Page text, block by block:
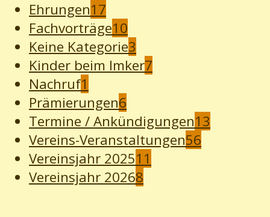
Ehrungen17
Fachvorträge10
Keine Kategorie3
Kinder beim Imker7
Nachruf1
Prämierungen6
Termine / Ankündigungen13
Vereins-Veranstaltungen56
Vereinsjahr 202511
Vereinsjahr 20268